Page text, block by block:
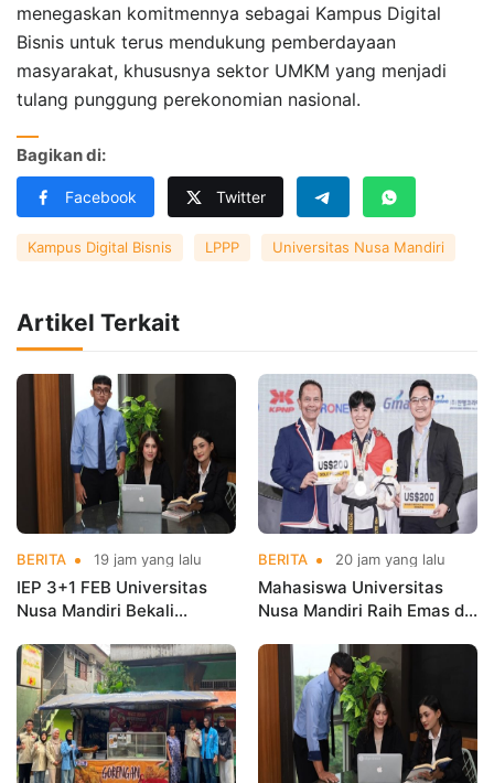
menegaskan komitmennya sebagai Kampus Digital
Bisnis untuk terus mendukung pemberdayaan
masyarakat, khususnya sektor UMKM yang menjadi
tulang punggung perekonomian nasional.
Bagikan di:
Facebook Twitter
Kampus Digital Bisnis LPPP Universitas Nusa Mandiri
Artikel Terkait
BERITA 19 jam yang lalu
IEP 3+1 FEB Universitas
Nusa Mandiri Bekali
Kerja Sebelum Lulus
BERITA 20 jam yang lalu
Mahasiswa Universitas
Nusa Mandiri Raih Emas di
Indonesia Open
Championships 2026